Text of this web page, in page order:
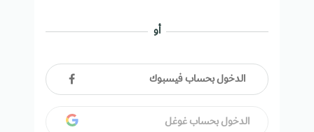
أو
الدخول بحساب فيسبوك
الدخول بحساب غوغل